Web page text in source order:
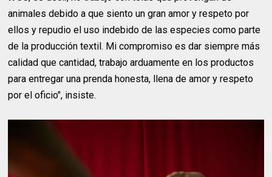
animales debido a que siento un gran amor y respeto por
ellos y repudio el uso indebido de las especies como parte
de la producción textil. Mi compromiso es dar siempre más
calidad que cantidad, trabajo arduamente en los productos
para entregar una prenda honesta, llena de amor y respeto
por el oficio", insiste.